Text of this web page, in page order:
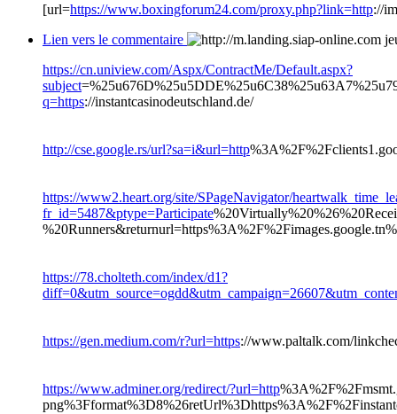
[url=https://www.boxingforum24.com/proxy.php?link=http://
Lien vers le commentaire
https://cn.uniview.com/Aspx/ContractMe/Default.aspx?
subject
q=https://instantcasinodeutschland.de/
http://cse.google.rs/url?sa=i&url=http
https://www2.heart.org/site/SPageNavigator/
fr_id=5487&ptype=Participate
https://78.cholteth.com/index/d1?
https://gen.medium.com/r?url=https://www.paltalk.com/
https://www.adminer.org/redirect/?url=http